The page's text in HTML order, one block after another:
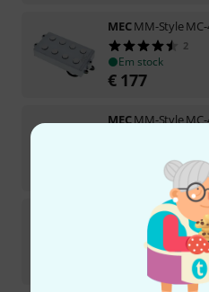
MECMM-Style
2
Em stock
€ 177
MECMM-Style
JJ-Style MC-4
1
Em stock